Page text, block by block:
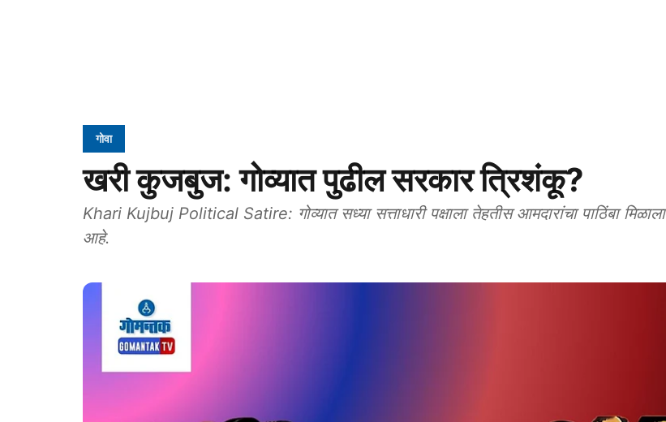
गोवा
खरी कुजबुज: गोव्यात पुढील सरकार त्रिशंकू?
Khari Kujbuj Political Satire: गोव्यात सध्या सत्ताधारी पक्षाला तेहतीस आमदारांचा पाठिंबा मिळाला
आहे.